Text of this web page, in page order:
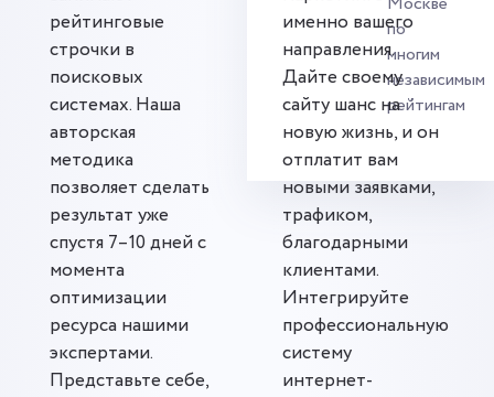
по
многим
независимым
рейтингам
рейтинговые
строчки в
поисковых
системах. Наша
авторская
методика
позволяет сделать
результат уже
спустя 7–10 дней с
момента
оптимизации
ресурса нашими
экспертами.
Представьте себе,
именно вашего
направления.
Дайте своему
сайту шанс на
новую жизнь, и он
отплатит вам
новыми заявками,
трафиком,
благодарными
клиентами.
Интегрируйте
профессиональную
систему
интернет-